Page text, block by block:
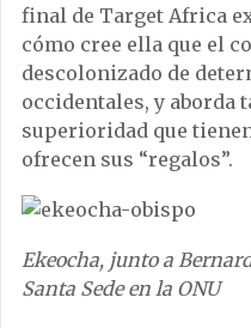
final de Target Africa
cómo cree ella que el
descolonizado de
occidentales, y aborda
superioridad que
ofrecen sus “regalos”.
Ekeocha, junto a
Santa Sede en la ONU